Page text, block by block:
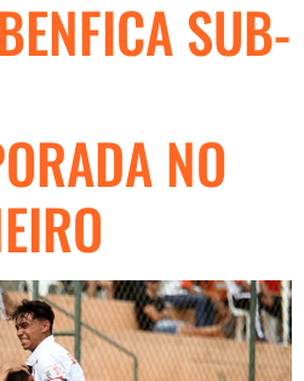
SUB-
NO